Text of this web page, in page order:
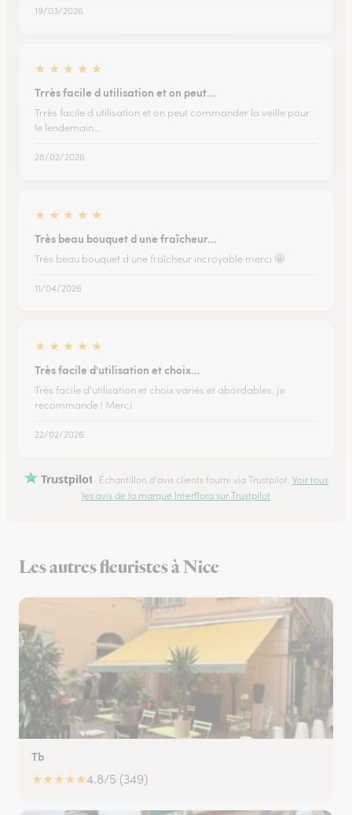
19/03/2026
★ ★ ★ ★ ★
Trrès facile d utilisation et on peut…
Trrès facile d utilisation et on peut commander la veille pour
le lendemain...
28/02/2026
★ ★ ★ ★ ★
Très beau bouquet d une fraîcheur…
Très beau bouquet d une fraîcheur incroyable merci 🤩
11/04/2026
★ ★ ★ ★ ★
Très facile d'utilisation et choix…
Très facile d'utilisation et choix variés et abordables. Je
recommande ! Merci
22/02/2026
Trustpilot Échantillon d'avis clients fourni via Trustpilot. Voir tous
les avis de la marque Interflora sur Trustpilot
Les autres fleuristes à Nice
Tb
★★★★★4.8/5 (349)